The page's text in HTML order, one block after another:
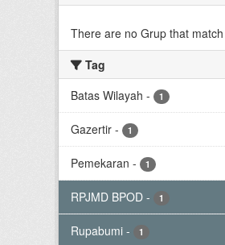
There are no Grup that
Tag
Batas Wilayah - 1
Gazertir - 1
Pemekaran - 1
RPJMD BPOD - 1
Rupabumi - 1